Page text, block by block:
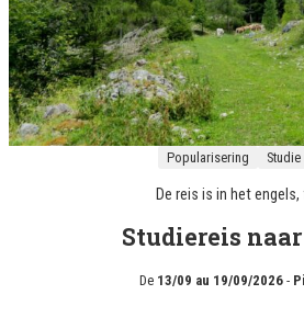
Popularisering
De reis is in hetengels,
Studiereis
De 13/09 au 19/09/2026 -